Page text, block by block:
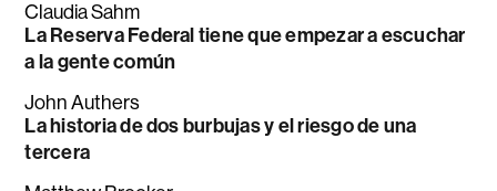
Claudia Sahm
La Reserva Federal tiene que empezar a escuchar
a la gente común
John Authers
La historia de dos burbujas y el riesgo de una
tercera